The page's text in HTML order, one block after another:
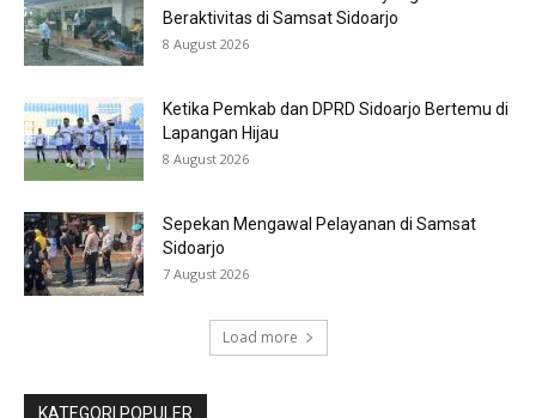
Beraktivitas di Samsat Sidoarjo
8 August 2026
Ketika Pemkab dan DPRD Sidoarjo Bertemu di
Lapangan Hijau
8 August 2026
Sepekan Mengawal Pelayanan di Samsat
Sidoarjo
7 August 2026
Load more
KATEGORI POPULER